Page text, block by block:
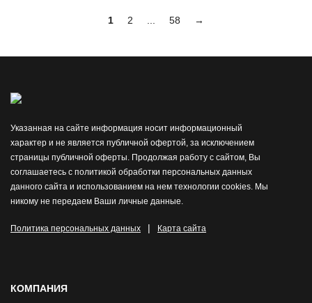
1 2 58 →
Указанная на сайте информация носит информационный
характер и не является публичной офертой, за исключением
страницы публичной оферты. Продолжая работу с сайтом, Вы
соглашаетесь с политикой обработки персональных данных
данного сайта и использованием на нем технологии cookies. Мы
никому не передаем Ваши личные данные.
Политика персональных данных | Карта сайта
КОМПАНИЯ